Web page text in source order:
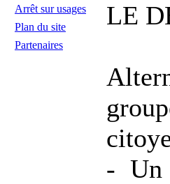
Arrêt sur usages
Plan du site
Partenaires
LE
- Un